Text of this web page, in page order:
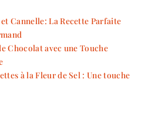
Cannelle: La Recette Parfaite
Chocolat avec une Touche
à la Fleur de Sel : Une touche